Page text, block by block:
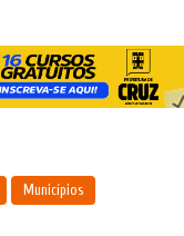
Municípios